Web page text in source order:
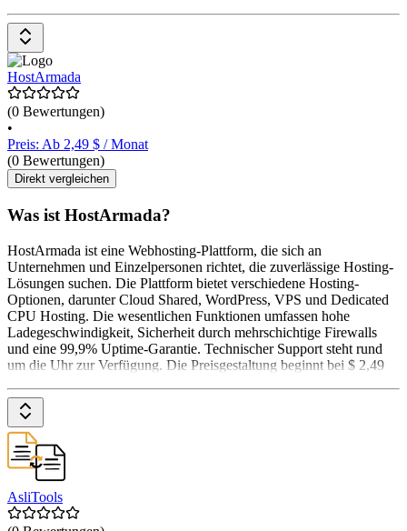
HostArmada
(0 Bewertungen)
•
Preis: Ab 2,49 $ / Monat
(0 Bewertungen)
Direkt vergleichen
Was ist HostArmada?
HostArmada ist eine Webhosting-Plattform, die sich an
Unternehmen und Einzelpersonen richtet, die zuverlässige Hosting-
Lösungen suchen. Die Plattform bietet verschiedene Hosting-
Optionen, darunter Cloud Shared, WordPress, VPS und Dedicated
CPU Hosting. Die wesentlichen Funktionen umfassen hohe
Ladegeschwindigkeit, Sicherheit durch mehrschichtige Firewalls
und eine 99,9% Uptime-Garantie. Technischer Support steht rund
um die Uhr zur Verfügung. Die Preisgestaltung beginnt bei $ 2,49
AsliTools